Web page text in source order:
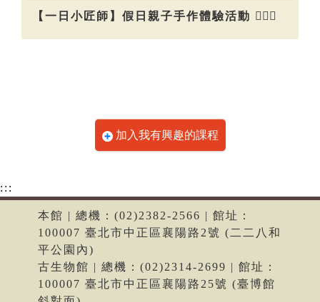
【一日小匠師】假日親子手作體驗活動 👷🏻‍♀️
加入我有興趣的課程
:::
本館 | 總機：(02)2382-2566 | 館址：
100007 臺北市中正區襄陽路2號 (二二八和
平公園內)
古生物館 | 總機：(02)2314-2699 | 館址：
100007 臺北市中正區襄陽路25號 (臺博館